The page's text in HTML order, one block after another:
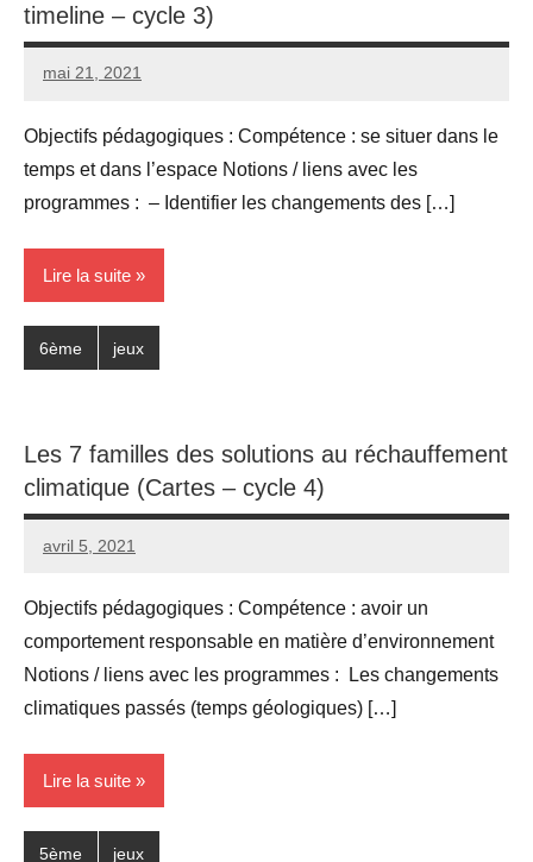
timeline – cycle 3)
mai 21, 2021
Seg0_La_Vraie
4
Objectifs pédagogiques : Compétence : se situer dans le
temps et dans l’espace Notions / liens avec les
programmes : – Identifier les changements des […]
Lire la suite
6ème jeux
Les 7 familles des solutions au réchauffement
climatique (Cartes – cycle 4)
avril 5, 2021
Seg0_La_Vraie
2
Objectifs pédagogiques : Compétence : avoir un
comportement responsable en matière d’environnement
Notions / liens avec les programmes : Les changements
climatiques passés (temps géologiques) […]
Lire la suite
5ème jeux